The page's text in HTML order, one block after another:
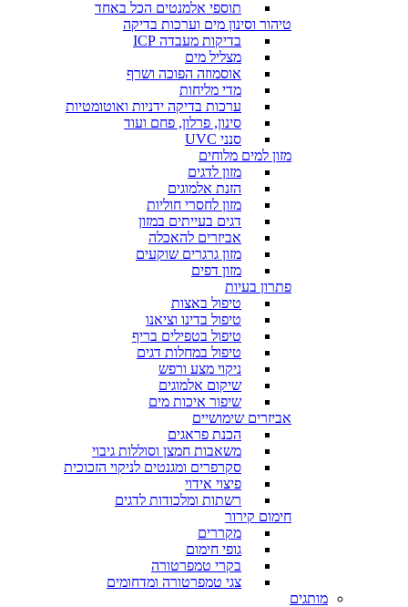
תוספי אלמנטים הכל באחד
טיהור וסינון מים וערכות בדיקה
בדיקות מעבדה ICP
מצליל מים
אוסמוזה הפוכה ושרף
מדי מליחות
ערכות בדיקה ידניות ואוטומטיות
סינון, פרלון, פחם ועוד
סנני UVC
מזון למים מלוחים
מזון לדגים
הזנת אלמוגים
מזון לחסרי חוליות
דגים בעייתים במזון
אביזרים להאכלה
מזון גרגרים שוקעים
מזון דפים
פתרון בעיות
טיפול באצות
טיפול בדינו וציאנו
טיפול בטפילים בריף
טיפול במחלות דגים
ניקוי מצע ורפש
שיקום אלמוגים
שיפור איכות מים
אביזרים שימושיים
הכנת פראגים
משאבות חמצן וסוללות גיבוי
סקרפרים ומגנטים לניקוי הזכוכית
פיצוי אידוי
רשתות ומלכודות לדגים
חימום קירור
מקררים
גופי חימום
בקרי טמפרטורה
צגי טמפרטורה ומדחומים
מותגים